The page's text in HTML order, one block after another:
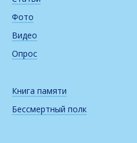
Фото
Видео
Опрос
Книга памяти
Бессмертный полк